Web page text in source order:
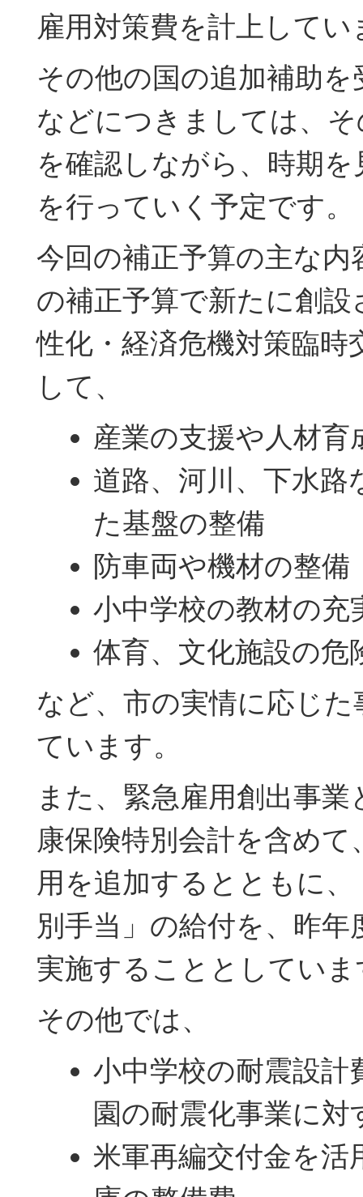
雇用対策費を計上してい
その他の国の追加補助
などにつきましては、
を確認しながら、時期
を行っていく予定です。
今回の補正予算の主な内
の補正予算で新たに創設
性化・経済危機対策臨時
して、
産業の支援や人材育
道路、河川、下水路
た基盤の整備
防車両や機材の整備
小中学校の教材の充
体育、文化施設の危
など、市の実情に応じ
ています。
また、緊急雇用創出事
康保険特別会計を含めて
用を追加するとともに
別手当」の給付を、昨
実施することとしていま
その他では、
小中学校の耐震設計
園の耐震化事業に対
米軍再編交付金を活